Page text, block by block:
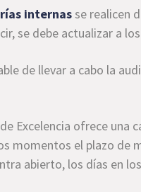
internasse realicen
se debe actualizar a
de llevar a cabo la
Excelencia ofrece una
momentos el plazo de
abierto, los días en